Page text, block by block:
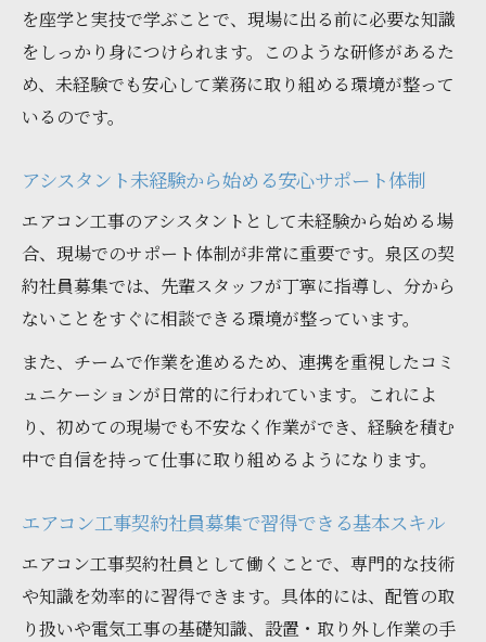
を座学と実技で学ぶことで、現場に出る前に必要な知識
をしっかり身につけられます。このような研修があるた
め、未経験でも安心して業務に取り組める環境が整って
いるのです。
アシスタント未経験から始める安心サポート体制
エアコン工事のアシスタントとして未経験から始める場
合、現場でのサポート体制が非常に重要です。泉区の契
約社員募集では、先輩スタッフが丁寧に指導し、分から
ないことをすぐに相談できる環境が整っています。
また、チームで作業を進めるため、連携を重視したコミ
ュニケーションが日常的に行われています。これによ
り、初めての現場でも不安なく作業ができ、経験を積む
中で自信を持って仕事に取り組めるようになります。
エアコン工事契約社員募集で習得できる基本スキル
エアコン工事契約社員として働くことで、専門的な技術
や知識を効率的に習得できます。具体的には、配管の取
り扱いや電気工事の基礎知識、設置・取り外し作業の手